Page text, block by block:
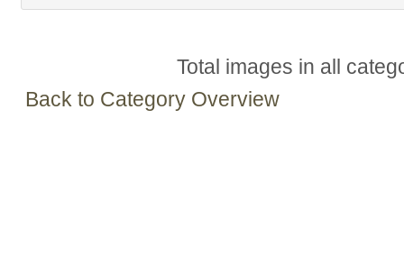
Total images in all
Back to Category Overview